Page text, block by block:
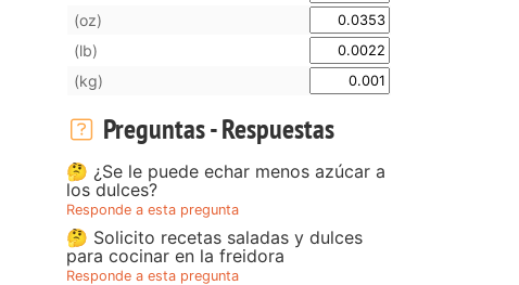
(oz)
(lb)
(kg)
Preguntas - Respuestas
🤔 ¿Se le puede echar menos azúcar a
los dulces?
Responde a esta pregunta
🤔 Solicito recetas saladas y dulces
para cocinar en la freidora
Responde a esta pregunta